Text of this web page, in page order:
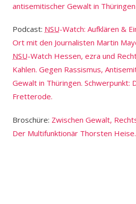
antisemitischer Gewalt in Thüringen
Podcast: NSU-Watch: Aufklären &
Ort mit den Journalisten Martin
NSU-Watch Hessen, ezra und
Kahlen. Gegen Rassismus,
Gewalt in Thüringen. Schwerpunkt:
Fretterode.
Broschüre: Zwischen Gewalt,
Der Multifunktionär Thorsten Heise.